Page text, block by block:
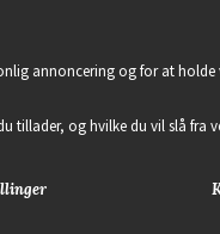
annoncering og for at
tillader, og hvilke du vil slå fra